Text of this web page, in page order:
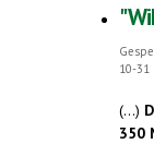
10-31
(...)
350